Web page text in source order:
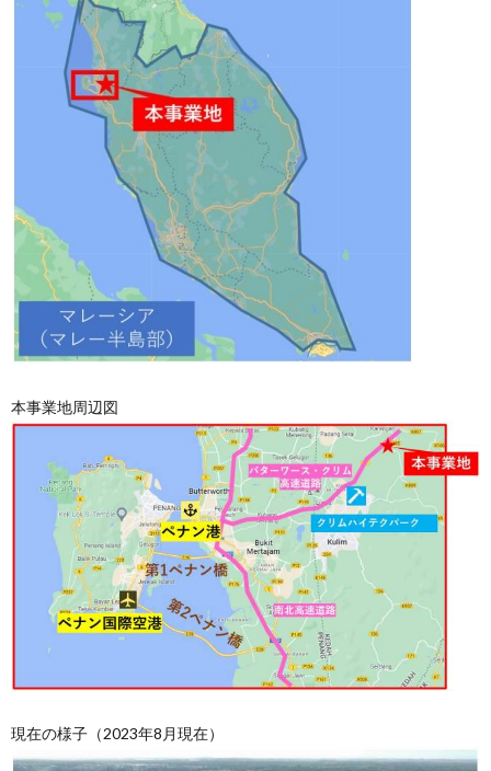
本事業地周辺図
現在の様子（2023年8月現在）